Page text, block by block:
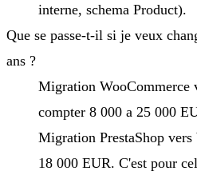
interne, schema Product).
Que se passe-t-il si je veux
ans ?
Migration WooCommerce
compter 8 000 a 25 000
Migration PrestaShop
18 000 EUR. C'est pour